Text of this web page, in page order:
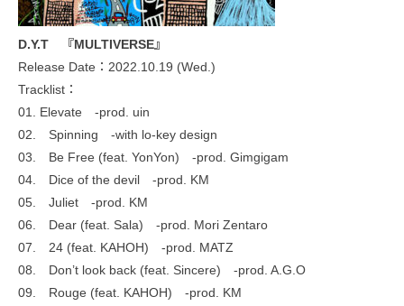
D.Y.T 『MULTIVERSE』
Release Date：2022.10.19 (Wed.)
Tracklist：
01. Elevate -prod. uin
02. Spinning -with lo-key design
03. Be Free (feat. YonYon) -prod. Gimgigam
04. Dice of the devil -prod. KM
05. Juliet -prod. KM
06. Dear (feat. Sala) -prod. Mori Zentaro
07. 24 (feat. KAHOH) -prod. MATZ
08. Don’t look back (feat. Sincere) -prod. A.G.O
09. Rouge (feat. KAHOH) -prod. KM